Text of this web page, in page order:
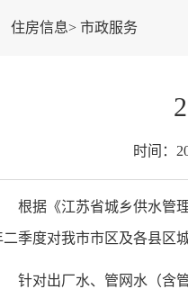
住房信息> 市政服务
时间：
根据《江苏省城乡供水管
二季度对我市市区及各县区
针对出厂水、管网水（含